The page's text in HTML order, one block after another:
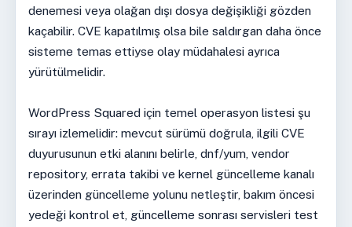
denemesi veya olağan dışı dosya değişikliği gözden
kaçabilir. CVE kapatılmış olsa bile saldırgan daha önce
sisteme temas ettiyse olay müdahalesi ayrıca
yürütülmelidir.
WordPress Squared için temel operasyon listesi şu
sırayı izlemelidir: mevcut sürümü doğrula, ilgili CVE
duyurusunun etki alanını belirle, dnf/yum, vendor
repository, errata takibi ve kernel güncelleme kanalı
üzerinden güncelleme yolunu netleştir, bakım öncesi
yedeği kontrol et, güncelleme sonrası servisleri test